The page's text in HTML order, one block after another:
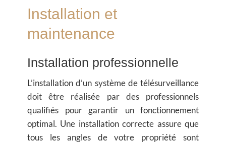
Installation et
maintenance
Installation professionnelle
L’installation d’un système de télésurveillance
doit être réalisée par des professionnels
qualifiés pour garantir un fonctionnement
optimal. Une installation correcte assure que
tous les angles de votre propriété sont